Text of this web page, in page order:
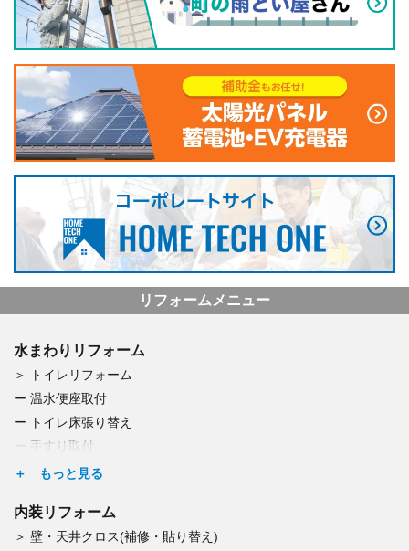
リフォームメニュー
水まわりリフォーム
トイレリフォーム
温水便座取付
トイレ床張り替え
手すり取付
つまり・水漏れ修理
浄水器取付
食洗器交換
内装リフォーム
壁・天井クロス(補修・貼り替え)